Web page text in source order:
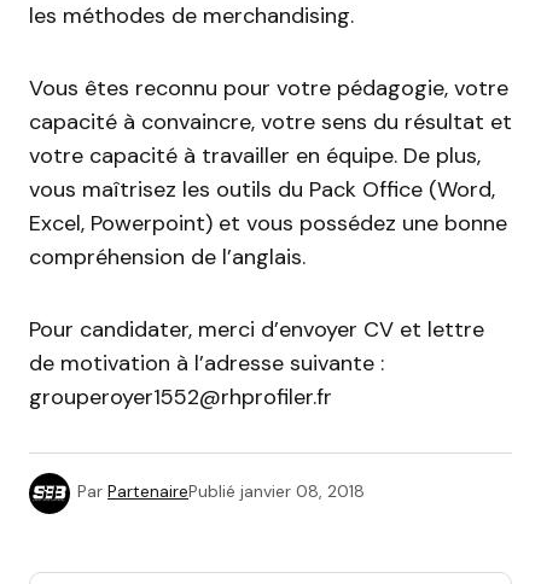
les méthodes de merchandising.
Vous êtes reconnu pour votre pédagogie, votre
capacité à convaincre, votre sens du résultat et
votre capacité à travailler en équipe. De plus,
vous maîtrisez les outils du Pack Office (Word,
Excel, Powerpoint) et vous possédez une bonne
compréhension de l’anglais.
Pour candidater, merci d’envoyer CV et lettre
de motivation à l’adresse suivante :
grouperoyer1552@rhprofiler.fr
Par PartenairePublié janvier 08, 2018